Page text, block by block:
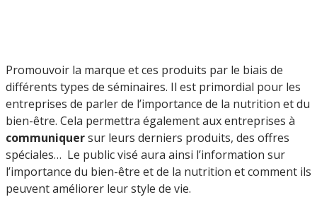
Promouvoir la marque et ces produits par le biais de
différents types de séminaires. Il est primordial pour les
entreprises de parler de l’importance de la nutrition et du
bien-être. Cela permettra également aux entreprises à
communiquersur leurs derniers produits, des offres
spéciales… Le public visé aura ainsi l’information sur
l’importance du bien-être et de la nutrition et comment ils
peuvent améliorer leur style de vie.